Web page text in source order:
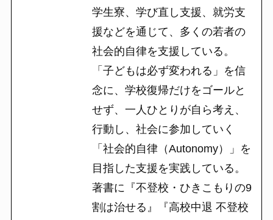
学生寮、学び直し支援、就労支
援などを通じて、多くの若者の
社会的自律を支援している。
「子どもは必ず変われる」を信
念に、学校復帰だけをゴールと
せず、一人ひとりが自ら考え、
行動し、社会に参加していく
「社会的自律（Autonomy）」を
目指した支援を実践している。
著書に『不登校・ひきこもりの9
割は治せる』『高校中退 不登校